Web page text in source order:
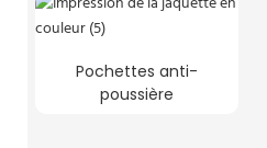
Pochettes anti-
poussière